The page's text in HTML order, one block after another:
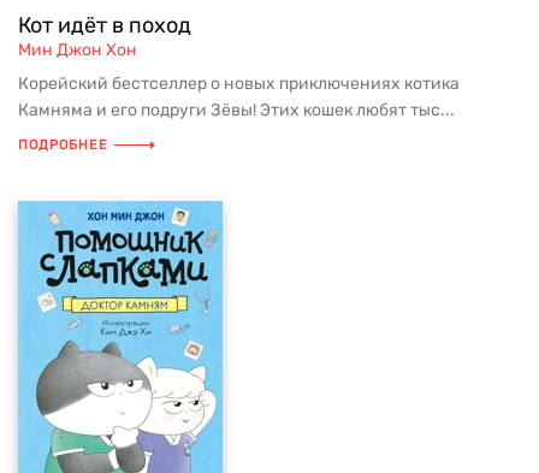
Кот идёт в поход
Мин Джон Хон
Корейский бестселлер о новых приключениях котика
Камняма и его подруги Зёвы! Этих кошек любят тыс...
ПОДРОБНЕЕ